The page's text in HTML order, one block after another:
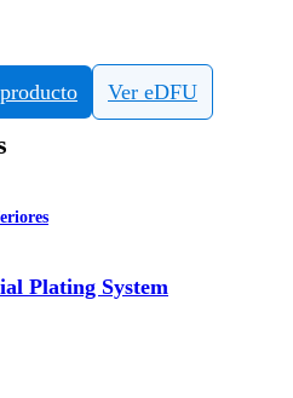
Ver eDFU
Plating System